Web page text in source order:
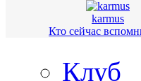
karmus
Кто сейчас
Клуб